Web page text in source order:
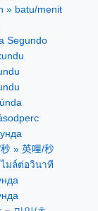
» batu/menit
Segundo
» 英哩/秒
มล์ต่อวินาที